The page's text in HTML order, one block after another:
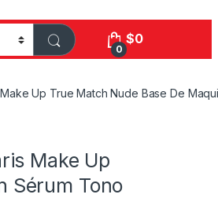
0
$0
Up True Match Nude Base De
Make Up
Sérum Tono